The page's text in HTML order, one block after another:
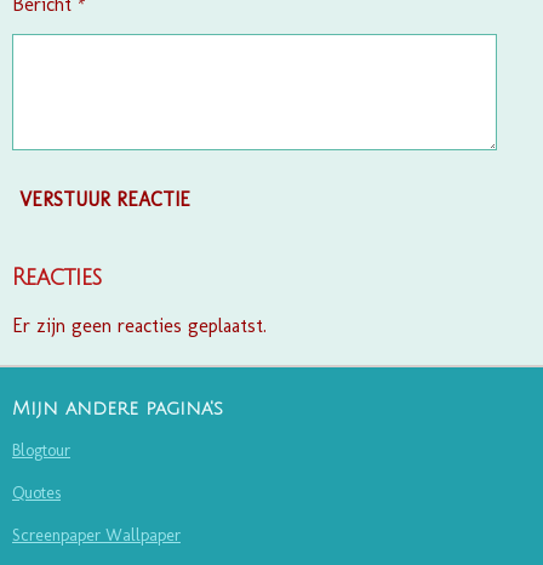
VERSTUUR REACTIE
Reacties
Er zijn geen reacties geplaatst.
Mijn andere pagina's
Blogtour
Quotes
Screenpaper Wallpaper